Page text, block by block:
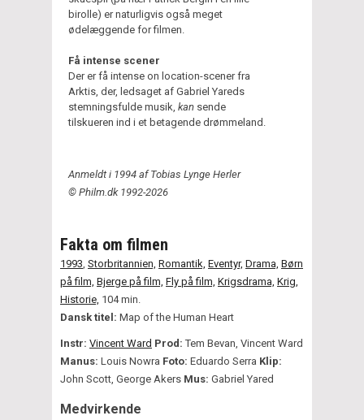
birolle) er naturligvis også meget
ødelæggende for filmen.
Få intense scener
Der er få intense on location-scener fra
Arktis, der, ledsaget af Gabriel Yareds
stemningsfulde musik, kan sende
tilskueren ind i et betagende drømmeland.
Anmeldt i 1994 af Tobias Lynge Herler
© Philm.dk 1992-2026
Fakta om filmen
1993 Storbritannien, Romantik, Eventyr, Drama, Børn
på film, Bjerge på film, Fly på film, Krigsdrama, Krig,
Historie, 104 min.
Dansk titel: Map of the Human Heart
Instr: Vincent Ward Prod: Tem Bevan, Vincent Ward
Manus: Louis Nowra Foto: Eduardo Serra Klip:
John Scott, George Akers Mus: Gabriel Yared
Medvirkende